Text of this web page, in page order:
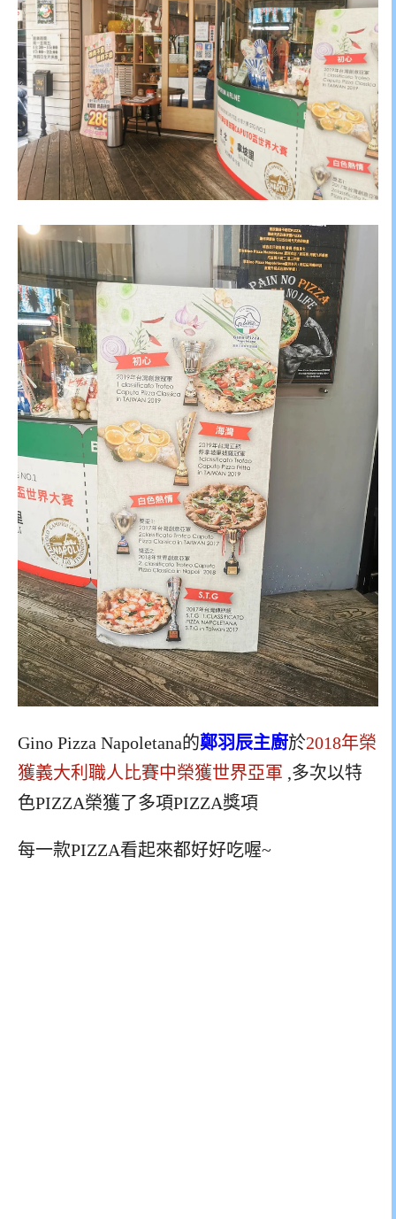
Gino Pizza Napoletana的鄭羽辰主廚於2018年榮
獲義大利職人比賽中榮獲世界亞軍 ,多次以特
色PIZZA榮獲了多項PIZZA獎項
每一款PIZZA看起來都好好吃喔~